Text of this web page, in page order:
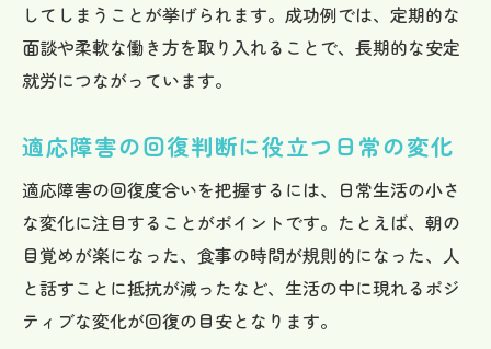
してしまうことが挙げられます。成功例では、定期的な
面談や柔軟な働き方を取り入れることで、長期的な安定
就労につながっています。
適応障害の回復判断に役立つ日常の変化
適応障害の回復度合いを把握するには、日常生活の小さ
な変化に注目することがポイントです。たとえば、朝の
目覚めが楽になった、食事の時間が規則的になった、人
と話すことに抵抗が減ったなど、生活の中に現れるポジ
ティブな変化が回復の目安となります。